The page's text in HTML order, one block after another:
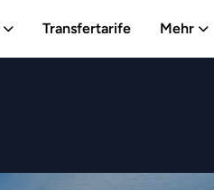
Transfertarife Mehr